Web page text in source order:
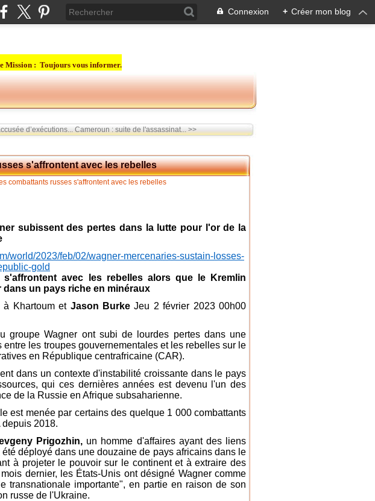
Connexion + Créer mon blog
Mission : Toujours vous informer.
d’exécutions... Cameroun : suite de l'assassinat... >>
s'affrontent avec les rebelles
subissent des pertes dans la lutte pour l'or de la
world/2023/feb/02/wagner-mercenaries-sustain-losses-
gold
s'affrontent avec les rebelles alors que le Kremlin
un pays riche en minéraux
à Khartoum et Jason BurkeJeu 2 février 2023 00h00
groupe Wagner ont subi de lourdes pertes dans une
entre les troupes gouvernementales et les rebelles sur le
en République centrafricaine (CAR).
dans un contexte d'instabilité croissante dans le pays
qui ces dernières années est devenu l'un des
de la Russie en Afrique subsaharienne.
est menée par certains des quelque 1 000 combattants
2018.
Prigozhin, un homme d'affaires ayant des liens
déployé dans une douzaine de pays africains dans le
à projeter le pouvoir sur le continent et à extraire des
dernier, les États-Unis ont désigné Wagner comme
transnationale importante", en partie en raison de son
russe de l'Ukraine.